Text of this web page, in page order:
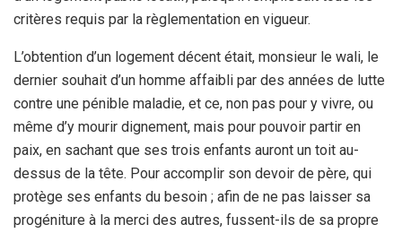
critères requis par la règlementation en vigueur.
L’obtention d’un logement décent était, monsieur le wali, le
dernier souhait d’un homme affaibli par des années de lutte
contre une pénible maladie, et ce, non pas pour y vivre, ou
même d’y mourir dignement, mais pour pouvoir partir en
paix, en sachant que ses trois enfants auront un toit au-
dessus de la tête. Pour accomplir son devoir de père, qui
protège ses enfants du besoin ; afin de ne pas laisser sa
progéniture à la merci des autres, fussent-ils de sa propre